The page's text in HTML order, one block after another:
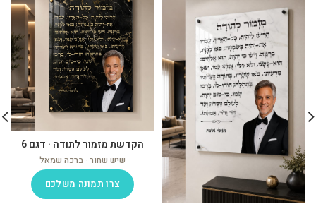
הקדשת מזמור לתודה · דגם 6
שיש שחור · ברכה שמאל
צרו תמונה משלכם